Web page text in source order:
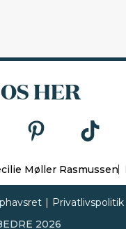
HER
Møller Rasmussen
Privatlivspolitik
2026